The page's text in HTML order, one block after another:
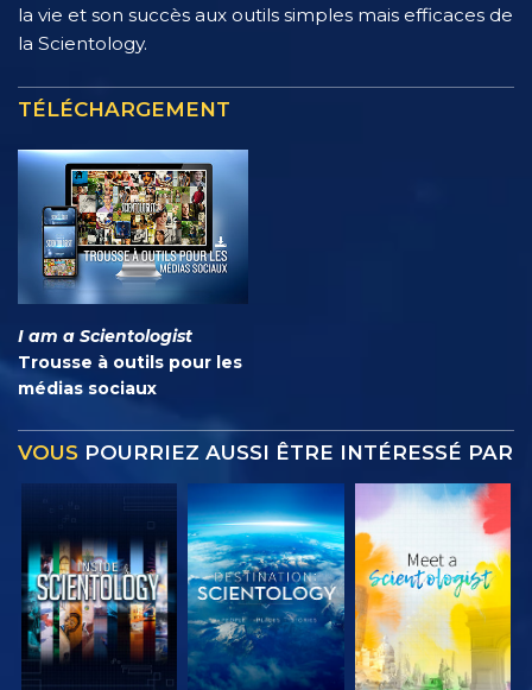
la vie et son succès aux outils simples mais efficaces de
la Scientology.
TÉLÉCHARGEMENT
I am a Scientologist
Trousse à outils pour les
médias sociaux
VOUS POURRIEZ AUSSI ÊTRE INTÉRESSÉ PAR